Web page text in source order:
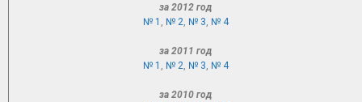
за 2012 год
№ 1
№ 2 № 3 № 4
за 2011 год
№ 1
№ 2 № 3 № 4
за 2010 год